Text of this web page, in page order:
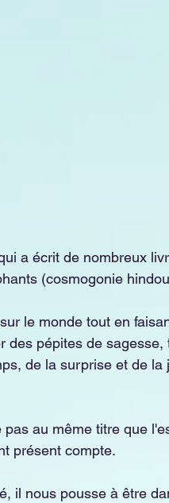
a écrit de nombreux
(cosmogonie
le monde tout en
des pépites de sagesse,
de la surprise et de la
pas au même titre que
présent compte.
il nous pousse à être